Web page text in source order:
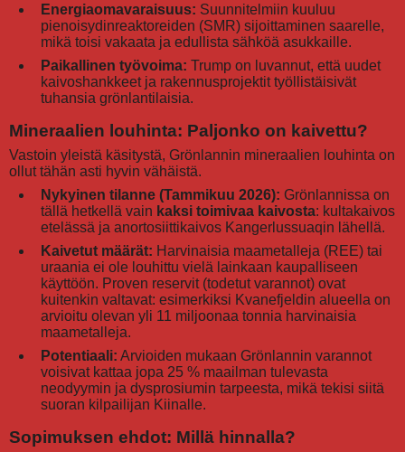
Energiaomavaraisuus: Suunnitelmiin kuuluu
pienoisydinreaktoreiden (SMR) sijoittaminen saarelle,
mikä toisi vakaata ja edullista sähköä asukkaille.
Paikallinen työvoima: Trump on luvannut, että uudet
kaivoshankkeet ja rakennusprojektit työllistäisivät
tuhansia grönlantilaisia.
Mineraalien louhinta: Paljonko on kaivettu?
Vastoin yleistä käsitystä, Grönlannin mineraalien louhinta on
ollut tähän asti hyvin vähäistä.
Nykyinen tilanne (Tammikuu 2026): Grönlannissa on
tällä hetkellä vain kaksi toimivaa kaivosta: kultakaivos
etelässä ja anortosiittikaivos Kangerlussuaqin lähellä.
Kaivetut määrät: Harvinaisia maametalleja (REE) tai
uraania ei ole louhittu vielä lainkaan kaupalliseen
käyttöön. Proven reservit (todetut varannot) ovat
kuitenkin valtavat: esimerkiksi Kvanefjeldin alueella on
arvioitu olevan yli 11 miljoonaa tonnia harvinaisia
maametalleja.
Potentiaali: Arvioiden mukaan Grönlannin varannot
voisivat kattaa jopa 25 % maailman tulevasta
neodyymin ja dysprosiumin tarpeesta, mikä tekisi siitä
suoran kilpailijan Kiinalle.
Sopimuksen ehdot: Millä hinnalla?